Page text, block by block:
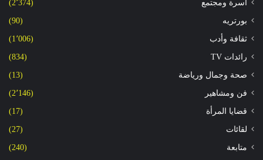
أسرة ومجتمع (2٬374)
بورتريه (90)
ثقافة وأدب (1٬006)
رائدات TV (834)
صحة وجمال ورياضة (13)
فن ومشاهير (2٬146)
قضايا المرأة (17)
لقائات (27)
متابعة (240)